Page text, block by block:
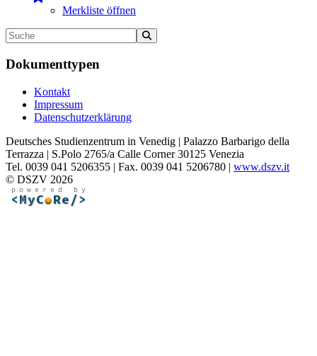
Merkliste öffnen
Dokumenttypen
Kontakt
Impressum
Datenschutzerklärung
Deutsches Studienzentrum in Venedig | Palazzo Barbarigo della
Terrazza | S.Polo 2765/a Calle Corner 30125 Venezia
Tel. 0039 041 5206355 | Fax. 0039 041 5206780 | www.dszv.it
© DSZV 2026